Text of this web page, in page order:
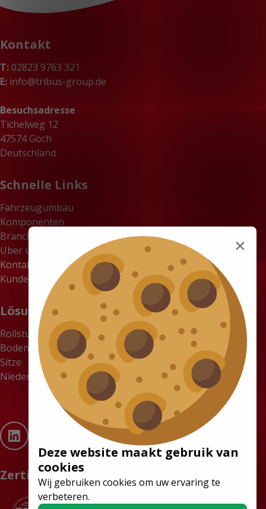
Kontakt
T: 02823 9763 321
E: info@tribus-group.de
Besuchsadresse
Tichelweg 12
47574 Goch
Deutschland
Schnelle Links
Fahrzeugumbau
Komponenten
Branchen
Über uns
Kontakt
Kundenportal
Lösungen
Rollstuhlgerechte Kleinbusse
Boden
Sitze
Niederflurbusse
Zertifikate
×
Deze website maakt gebruik van
cookies
Wij gebruiken cookies om uw ervaring te
verbeteren.